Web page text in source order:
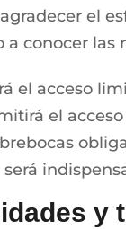
el
a conocer las
el acceso
el
será
y